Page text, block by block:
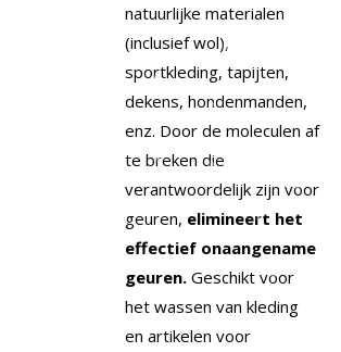
natuurlijke materialen
(inclusief wol),
sportkleding, tapijten,
dekens, hondenmanden,
enz. Door de moleculen af
​​te breken die
verantwoordelijk zijn voor
geuren, elimineert het
effectief onaangename
geuren. Geschikt voor
het wassen van kleding
en artikelen voor